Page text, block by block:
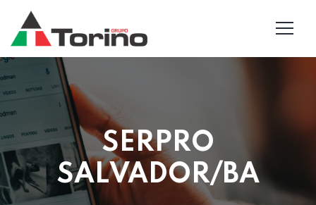
SERPRO
SALVADOR/BA